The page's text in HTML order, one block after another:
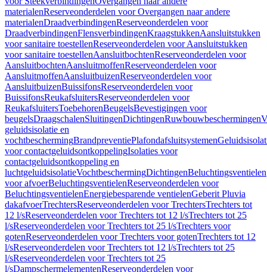
materialenReserveonderdelen voor Overgangen naar andere
materialenDraadverbindingenReserveonderdelen voor
DraadverbindingenFlensverbindingenKraagstukkenAansluitstukken
voor sanitaire toestellenReserveonderdelen voor Aansluitstukken
voor sanitaire toestellenAansluitbochtenReserveonderdelen voor
AansluitbochtenAansluitmoffenReserveonderdelen voor
AansluitmoffenAansluitbuizenReserveonderdelen voor
AansluitbuizenBuissifonsReserveonderdelen voor
BuissifonsReukafsluitersReserveonderdelen voor
ReukafsluitersToebehorenBeugelsBevestigingen voor
beugelsDraagschalenSluitingenDichtingenRuwbouwbeschermingen
geluidsisolatie en
vochtbeschermingBrandpreventiePlafondafsluitsystemen
voor contactgeluidsontkoppelingIsolaties voor
contactgeluidsontkoppeling en
luchtgeluidsisolatieVochtbeschermingDichtingenBeluchtingsventielen
voor afvoerBeluchtingsventielenReserveonderdelen voor
BeluchtingsventielenEnergiebesparende ventielenGeberit Pluvia
dakafvoerTrechtersReserveonderdelen voor TrechtersTrechters tot
12 l/sReserveonderdelen voor Trechters tot 12 l/sTrechters tot 25
l/sReserveonderdelen voor Trechters tot 25 l/sTrechters voor
gotenReserveonderdelen voor Trechters voor gotenTrechters tot 12
l/sReserveonderdelen voor Trechters tot 12 l/sTrechters tot 25
l/sReserveonderdelen voor Trechters tot 25
l/sDampschermelementenReserveonderdelen voor